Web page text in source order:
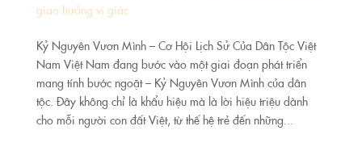
giao hưởng vị giác
Kỷ Nguyên Vươn Mình – Cơ Hội Lịch Sử Của Dân Tộc Việt
Nam Việt Nam đang bước vào một giai đoạn phát triển
mang tính bước ngoặt – Kỷ Nguyên Vươn Mình của dân
tộc. Đây không chỉ là khẩu hiệu mà là lời hiệu triệu dành
cho mỗi người con đất Việt, từ thế hệ trẻ đến những...